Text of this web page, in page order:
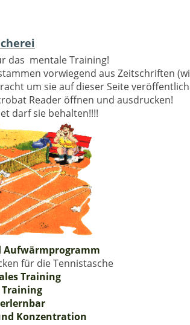
das mentale Training!
vorwiegend aus Zeitschriften
um sie auf dieser Seite
Reader öffnen und ausdrucken!
darf sie behalten!!!!
Aufwärmprogramm
für die Tennistasche
Training
Konzentration